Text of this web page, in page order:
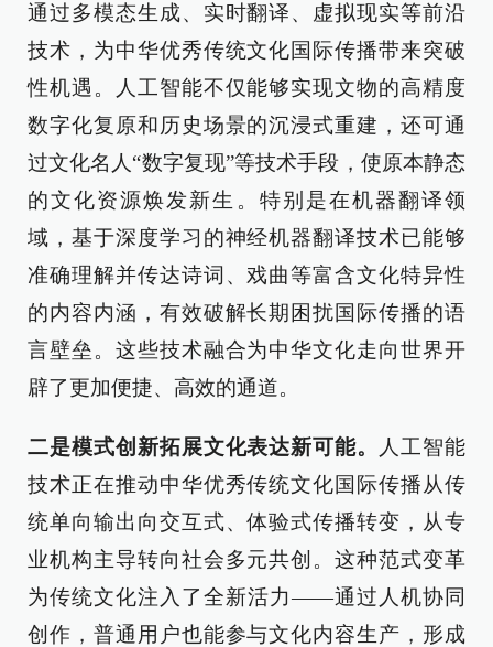
通过多模态生成、实时翻译、虚拟现实等前沿
技术，为中华优秀传统文化国际传播带来突破
性机遇。人工智能不仅能够实现文物的高精度
数字化复原和历史场景的沉浸式重建，还可通
过文化名人“数字复现”等技术手段，使原本静态
的文化资源焕发新生。特别是在机器翻译领
域，基于深度学习的神经机器翻译技术已能够
准确理解并传达诗词、戏曲等富含文化特异性
的内容内涵，有效破解长期困扰国际传播的语
言壁垒。这些技术融合为中华文化走向世界开
辟了更加便捷、高效的通道。
二是模式创新拓展文化表达新可能。
人工智能
技术正在推动中华优秀传统文化国际传播从传
统单向输出向交互式、体验式传播转变，从专
业机构主导转向社会多元共创。这种范式变革
为传统文化注入了全新活力——通过人机协同
创作，普通用户也能参与文化内容生产，形成